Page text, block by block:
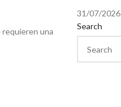
requieren una
31/07/2026
Search